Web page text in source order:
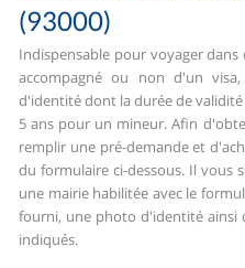
(93000)
Indispensable pour voyager
accompagné ou non d'un
d'identité dont la durée de
5 ans pour un mineur. Afin
remplir une pré-demande et
du formulaire ci-dessous. Il vous
une mairie habilitée avec le
fourni, une photo d'identité ainsi
indiqués.